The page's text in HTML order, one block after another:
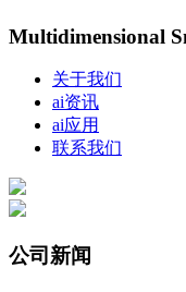
Multidimensional
关于我们
ai资讯
ai应用
联系我们
公司新闻